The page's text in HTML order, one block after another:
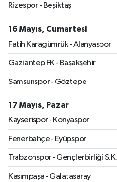
Rizespor - Beşiktaş
16 Mayıs, Cumartesi
Fatih Karagümrük - Alanyaspor
Gaziantep FK - Başakşehir
Samsunspor - Göztepe
17 Mayıs, Pazar
Kayserispor - Konyaspor
Fenerbahçe - Eyüpspor
Trabzonspor - Gençlerbirliği S.K.
Kasımpaşa - Galatasaray